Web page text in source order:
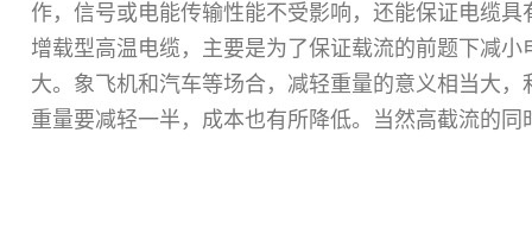
作，信号或电能传输性能不受影响，还能保证电缆
增载型高温电缆，主要是为了保证载流的前题下减
大。象飞机和汽车等场合，减轻重量的意义相当大
重量要减轻一半，成本也有所降低。当然高截流的